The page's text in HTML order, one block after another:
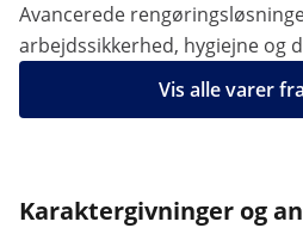
Avancerede
arbejdssikkerhed, hygiejne og
Vis alle varer
Karaktergivninger og